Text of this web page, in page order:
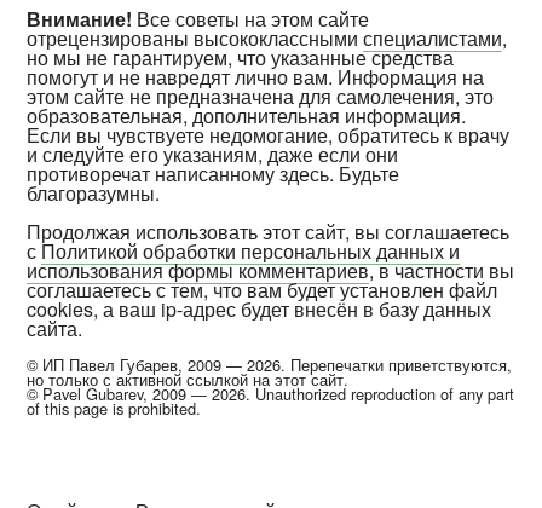
Внимание! Все советы на этом сайте
отрецензированы высококласснымиспециалистами,
но мы не гарантируем, что указанные средства
помогут и не навредят лично вам. Информация на
этом сайте не предназначена для самолечения, это
образовательная, дополнительная информация.
Если вы чувствуете недомогание, обратитесь к врачу
и следуйте его указаниям, даже если они
противоречат написанному здесь. Будьте
благоразумны.
Продолжая использовать этот сайт, вы соглашаетесь
с Политикой обработки персональных данных и
использования формы комментариев, в частности вы
соглашаетесь с тем, что вам будет установлен файл
cookies, а ваш ip-адрес будет внесён в базу данных
сайта.
© ИП Павел Губарев, 2009 — 2026. Перепечатки приветствуются,
но только с активной ссылкой на этот сайт.
© Pavel Gubarev, 2009 — 2026. Unauthorized reproduction of any part
of this page is prohibited.